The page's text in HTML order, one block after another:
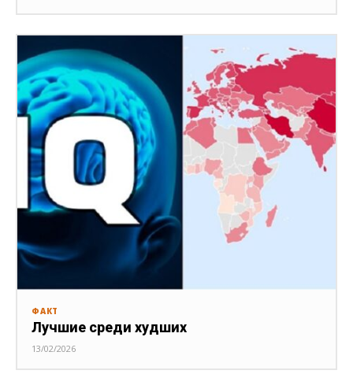
ФАКТ
Лучшие среди худших
13/02/2026